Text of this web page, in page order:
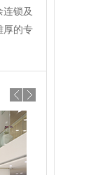
连锁及
厚的专